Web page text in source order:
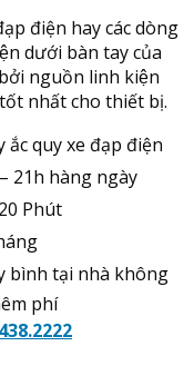
điện hay các dòng
dưới bàn tay của
nguồn linh kiện
nhất cho thiết bị.
ắc quy xe đạp điện
21h hàng ngày
Phút
bình tại nhà không
phí